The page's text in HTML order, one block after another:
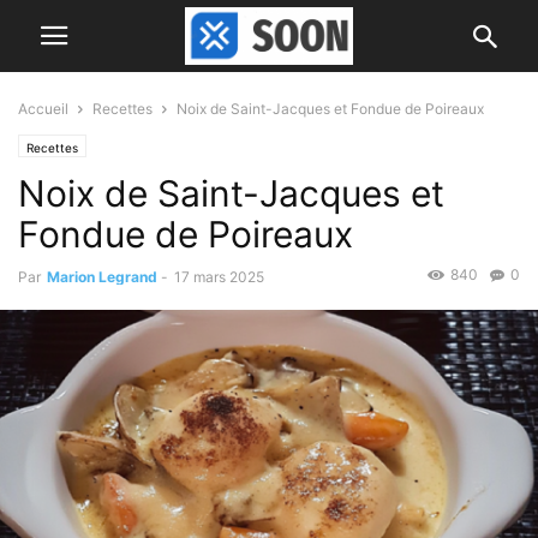
Accueil Recettes Noix de Saint-Jacques et Fondue de Poireaux
Recettes
Noix de Saint-Jacques et
Fondue de Poireaux
Par Marion Legrand - 17 mars 2025 0
840